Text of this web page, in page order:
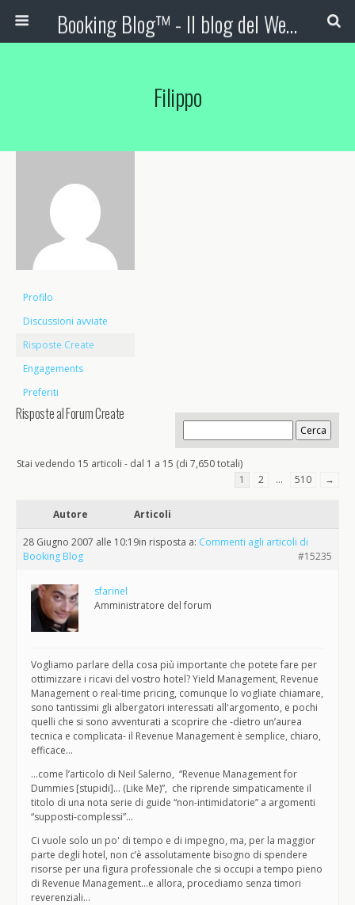
Booking Blog™ - Il blog del Web Marketing Turistico
Filippo
Profilo
Discussioni avviate
Risposte Create
Engagements
Preferiti
Risposte al Forum Create
Stai vedendo 15 articoli - dal 1 a 15 (di 7,650 totali)
1
2 … 510 →
Autore Articoli
28 Giugno 2007 alle 10:19in risposta a: Commenti agli articoli di
Booking Blog
#15235
sfarinel
Amministratore del forum
Vogliamo parlare della cosa più importante che potete fare per
ottimizzare i ricavi del vostro hotel? Yield Management, Revenue
Management o real-time pricing, comunque lo vogliate chiamare,
sono tantissimi gli albergatori interessati all'argomento, e pochi
quelli che si sono avventurati a scoprire che -dietro un’aurea
tecnica e complicata- il Revenue Management è semplice, chiaro,
efficace…
…come l’articolo di Neil Salerno, “Revenue Management for
Dummies [stupidi]… (Like Me)”, che riprende simpaticamente il
titolo di una nota serie di guide “non-intimidatorie” a argomenti
“supposti-complessi”…
Ci vuole solo un po' di tempo e di impegno, ma, per la maggior
parte degli hotel, non c’è assolutamente bisogno di spendere
risorse per una figura professionale che si occupi a tempo pieno
di Revenue Management…e allora, procediamo senza timori
reverenziali…